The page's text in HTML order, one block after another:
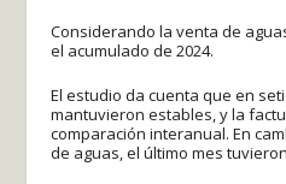
Considerando la venta de
el acumulado de 2024.
El estudio da cuenta que en
mantuvieron estables, y la
comparación interanual. En
de aguas, el último mes